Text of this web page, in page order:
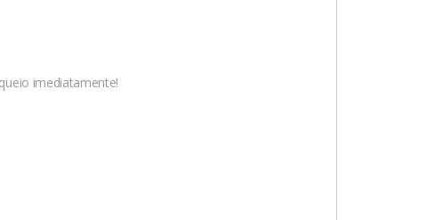
imediatamente!